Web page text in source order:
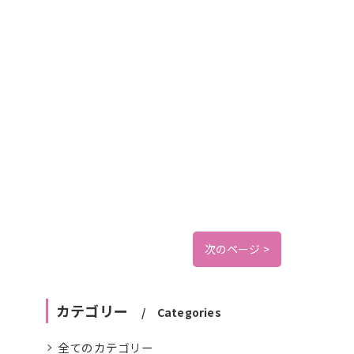
次のページ >
カテゴリー Categories
全てのカテゴリー